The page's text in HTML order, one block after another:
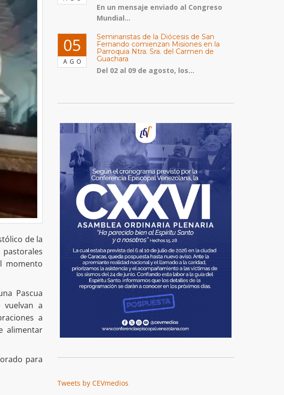
de la
momento
Pascua
vuelvan a
a
alimentar
para
En un mensaje enviado al Congreso
Mundial...
05
AGO
Seminaristas de la Diócesis de San
Fernando comienzan Misiones en la
Parroquia Ntra. Sra. del Carmen de
Guachara
Del 02 al 09 de agosto, los...
Tweets by CEVmedios